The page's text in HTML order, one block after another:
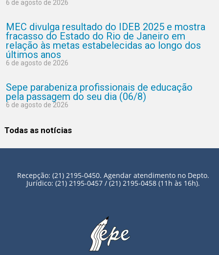
6 de agosto de 2026
MEC divulga resultado do IDEB 2025 e mostra
fracasso do Estado do Rio de Janeiro em
relação às metas estabelecidas ao longo dos
últimos anos
6 de agosto de 2026
Sepe parabeniza profissionais de educação
pela passagem do seu dia (06/8)
6 de agosto de 2026
Todas as notícias
Recepção: (21) 2195-0450. Agendar atendimento no Depto.
Jurídico: (21) 2195-0457 / (21) 2195-0458 (11h às 16h).